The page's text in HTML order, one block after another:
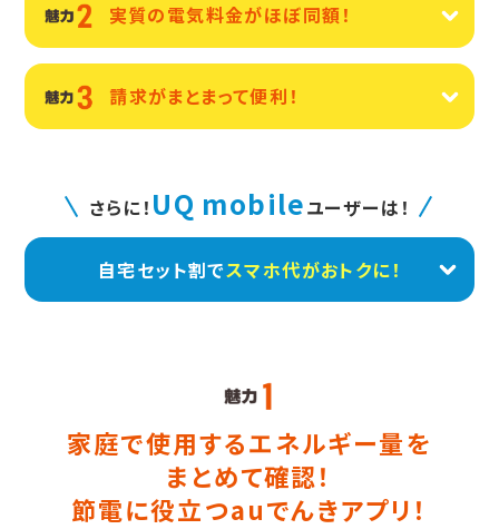
実質の電気料金がほぼ同額！
請求がまとまって便利！
さらに！ UQ mobileユーザーは！
自宅セット割でスマホ代がおトクに！
家庭で使用するエネルギー量を
まとめて確認！
節電に役立つauでんきアプリ！